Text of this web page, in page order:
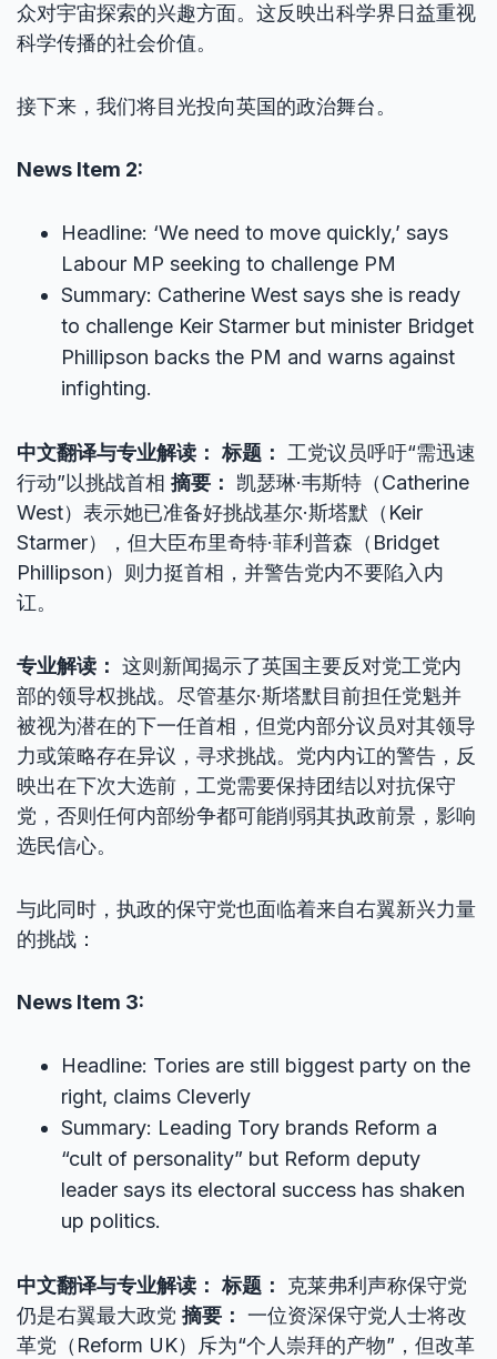
众对宇宙探索的兴趣方面。这反映出科学界日益重视
科学传播的社会价值。
接下来，我们将目光投向英国的政治舞台。
News Item 2:
Headline: ‘We need to move quickly,’ says
Labour MP seeking to challenge PM
Summary: Catherine West says she is ready
to challenge Keir Starmer but minister Bridget
Phillipson backs the PM and warns against
infighting.
中文翻译与专业解读： 标题：
工党议员呼吁“需迅速
行动”以挑战首相 摘要：
凯瑟琳·韦斯特（Catherine
West）表示她已准备好挑战基尔·斯塔默（Keir
Starmer），但大臣布里奇特·菲利普森（Bridget
Phillipson）则力挺首相，并警告党内不要陷入内
讧。
专业解读： 这则新闻揭示了英国主要反对党工党内
部的领导权挑战。尽管基尔·斯塔默目前担任党魁并
被视为潜在的下一任首相，但党内部分议员对其领导
力或策略存在异议，寻求挑战。党内内讧的警告，反
映出在下次大选前，工党需要保持团结以对抗保守
党，否则任何内部纷争都可能削弱其执政前景，影响
选民信心。
与此同时，执政的保守党也面临着来自右翼新兴力量
的挑战：
News Item 3:
Headline: Tories are still biggest party on the
right, claims Cleverly
Summary: Leading Tory brands Reform a
“cult of personality” but Reform deputy
leader says its electoral success has shaken
up politics.
中文翻译与专业解读： 标题：
克莱弗利声称保守党
仍是右翼最大政党 摘要： 一位资深保守党人士将改
革党（Reform UK）斥为“个人崇拜的产物”，但改革